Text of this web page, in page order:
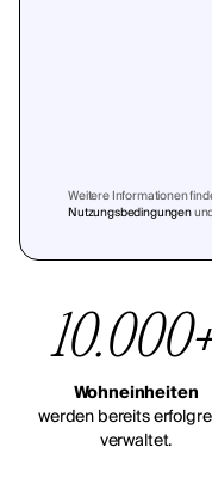
Weitere Informationen
Nutzungsbedingungen
Wohneinheiten
werden bereits
verwaltet.